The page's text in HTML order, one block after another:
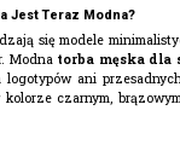
Jest Teraz Modna?
się modele
Modna torba męska dla
ani
czarnym,